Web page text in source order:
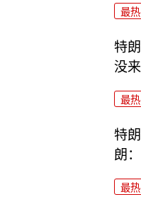
最热
特
没
最热
特
朗
最热